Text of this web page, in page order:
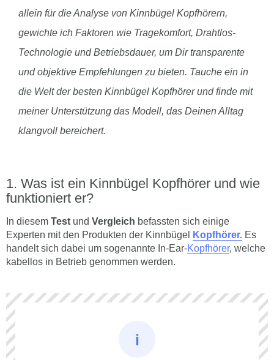
allein für die Analyse von Kinnbügel Kopfhörern,
gewichte ich Faktoren wie Tragekomfort, Drahtlos-
Technologie und Betriebsdauer, um Dir transparente
und objektive Empfehlungen zu bieten. Tauche ein in
die Welt der besten Kinnbügel Kopfhörer und finde mit
meiner Unterstützung das Modell, das Deinen Alltag
klangvoll bereichert.
Was ist ein Kinnbügel Kopfhörer und wie
funktioniert er?
In diesem Test und Vergleich befassten sich einige
Experten mit den Produkten der Kinnbügel
Kopfhörer. Es
handelt sich dabei um sogenannte In-Ear-Kopfhörer, welche
kabellos in Betrieb genommen werden.